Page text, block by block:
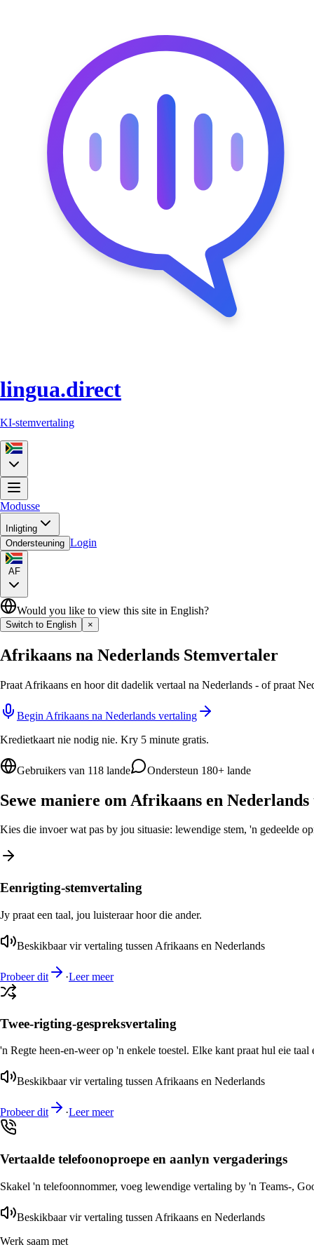
lingua.direct
KI-stemvertaling
Modusse
Inligting
Ondersteuning Login
AF
Would you like to view this site in English?
Switch to English ×
Afrikaans na Nederlands Stemvertaler
Praat Afrikaans en hoor dit dadelik vertaal na Nederlands - of praat
Begin Afrikaans na Nederlands vertaling
Kredietkaart nie nodig nie. Kry 5 minute gratis.
Gebruikers van 118 lande Ondersteun 180+ lande
Sewe maniere om Afrikaans en
Kies die invoer wat pas by jou situasie: lewendige stem, 'n gedeelde
Eenrigting-stemvertaling
Jy praat een taal, jou luisteraar hoor die ander.
Beskikbaar vir vertaling tussen Afrikaans en Nederlands
Probeer dit ·Leer meer
Twee-rigting-gespreksvertaling
'n Regte heen-en-weer op 'n enkele toestel. Elke kant praat hul eie taal
Beskikbaar vir vertaling tussen Afrikaans en Nederlands
Probeer dit ·Leer meer
Vertaalde telefoonoproepe en aanlyn vergaderings
Skakel 'n telefoonnommer, voeg lewendige vertaling by 'n Teams-,
Beskikbaar vir vertaling tussen Afrikaans en Nederlands
Werk saam met